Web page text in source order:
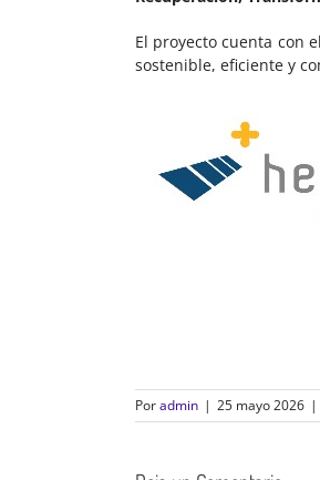
El proyecto cuenta con
sostenible, eficiente y
Poradmin | 25 mayo 2026 |